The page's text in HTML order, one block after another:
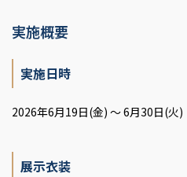
実施概要
実施日時
2026年6月19日(金) ～ 6月30日(火)
展示衣装